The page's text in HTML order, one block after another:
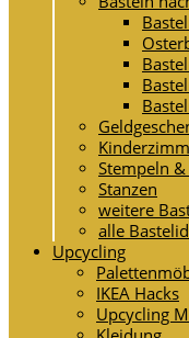
Stempeln
Stanzen
weitere
alle
Upcycling
IKEA Hacks
Upcycling